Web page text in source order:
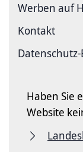
Werben auf
Kontakt
Haben Sie
Website